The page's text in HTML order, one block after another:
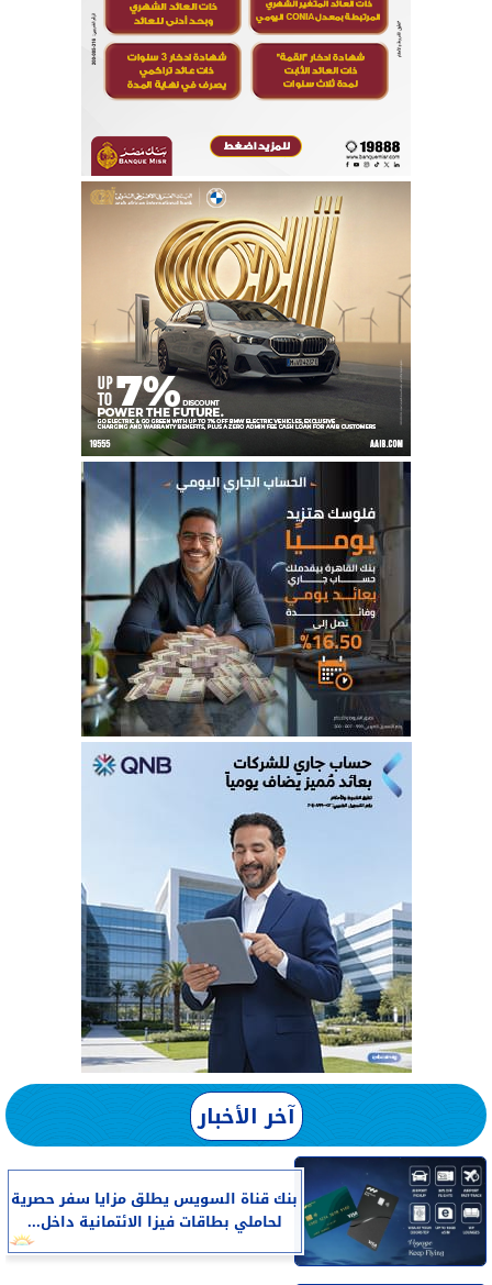
آخر الأخبار
بنك قناة السويس يطلق مزايا سفر حصرية
لحاملي بطاقات فيزا الائتمانية داخل...